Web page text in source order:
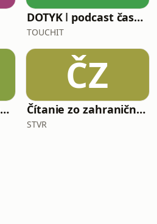
DOTYK ǀ podcast časopisu TOUCHIT
TOUCHIT
Nastavenie mysle na lásku
ČZ
Čítanie zo zahraničnej tlače
STVR